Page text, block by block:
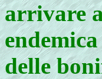
arrivare
delle